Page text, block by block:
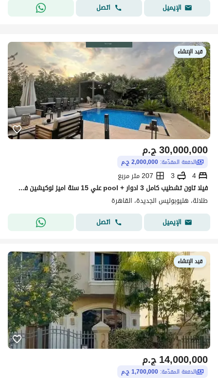
الإيميل
اتصل
قيد الإنشاء
ج.م30,000,000
الدفعة المقدّمة: 2,000,000 ج.م
4
3
207 متر مربع
فيلا تاون تشطيب كامل 3 ادوار + pool علي 15 سنة اميز لوكيشين في مرحلة فيلات فقط في طلالة علي طريق السويس بالقرب من البروج ولافيستا وبجوار سوديك للبيع
طلالة، هليوبوليس الجديدة، القاهرة
الإيميل
اتصل
قيد الإنشاء
ج.م14,000,000
الدفعة المقدّمة: 1,700,000 ج.م